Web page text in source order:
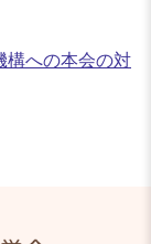
構への本会の対